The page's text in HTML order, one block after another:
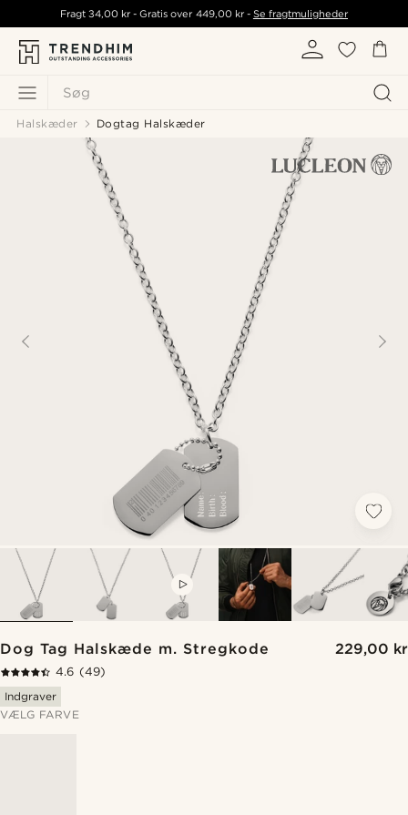
Søg
Fragt34,00 kr - Gratis over 449,00 kr- Se fragtmuligheder
Halskæder Dogtag Halskæder
Dog Tag Halskæde m. Stregkode 229,00 kr
4.6 (49)
Indgraver
VÆLG FARVE